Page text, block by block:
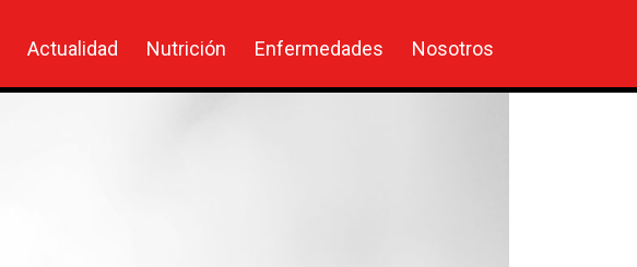
Actualidad Nutrición Enfermedades Nosotros